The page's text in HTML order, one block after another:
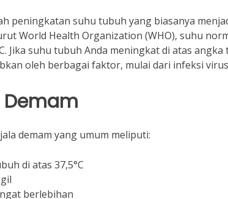
peningkatan suhu tubuh yang biasanya
World Health Organization (WHO), suhu
Jika suhu tubuh Anda meningkat di atas
oleh berbagai faktor, mulai dari infeksi
demam yang umum meliputi:
di atas 37,5°C
berlebihan